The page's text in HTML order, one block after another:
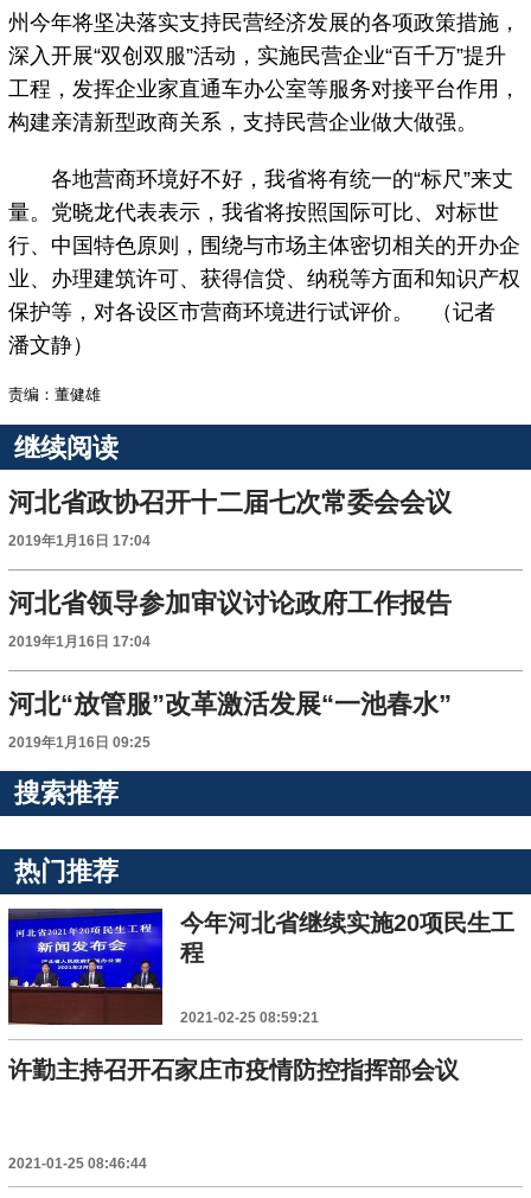
州今年将坚决落实支持民营经济发展的各项政策措施，
深入开展“双创双服”活动，实施民营企业“百千万”提升
工程，发挥企业家直通车办公室等服务对接平台作用，
构建亲清新型政商关系，支持民营企业做大做强。
各地营商环境好不好，我省将有统一的“标尺”来丈
量。党晓龙代表表示，我省将按照国际可比、对标世
行、中国特色原则，围绕与市场主体密切相关的开办企
业、办理建筑许可、获得信贷、纳税等方面和知识产权
保护等，对各设区市营商环境进行试评价。 （记者
潘文静）
责编：董健雄
继续阅读
河北省政协召开十二届七次常委会会议
2019年1月16日 17:04
河北省领导参加审议讨论政府工作报告
2019年1月16日 17:04
河北“放管服”改革激活发展“一池春水”
2019年1月16日 09:25
搜索推荐
热门推荐
今年河北省继续实施20项民生工
程
2021-02-25 08:59:21
许勤主持召开石家庄市疫情防控指挥部会议
2021-01-25 08:46:44